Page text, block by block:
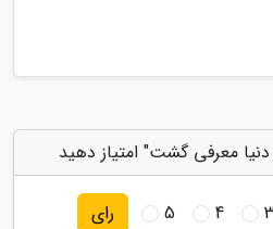
دنیا معرفی گشت" امتیاز دهید
3
4
5 رای